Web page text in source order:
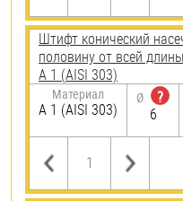
Штифт конический
половину от всей
А 1 (AISI 303)
Материал
А 1 (AISI 303)
Ø
?
6